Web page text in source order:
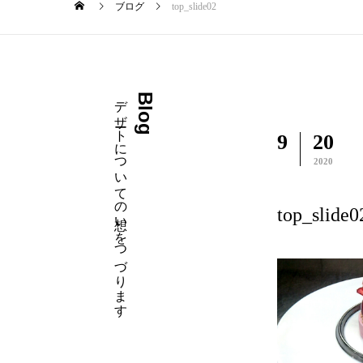
ブログ top_slide02
Blog
デザートについての想いをつづります 9 20
2020